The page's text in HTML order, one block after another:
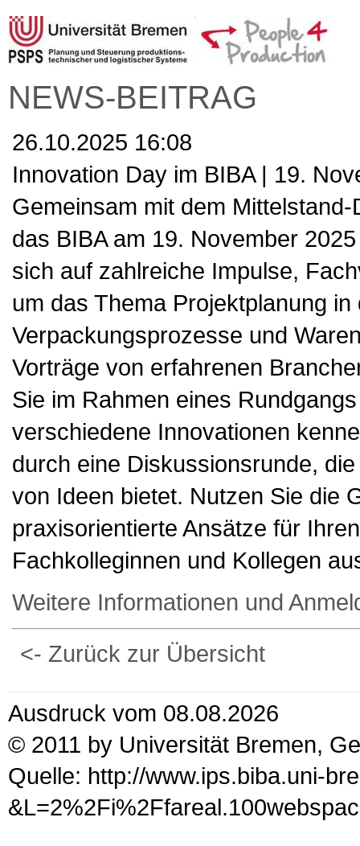
NEWS-BEITRAG
26.10.2025 16:08
Innovation Day im BIBA | 19.
Gemeinsam mit dem
das BIBA am 19. November
sich auf zahlreiche Impulse,
um das Thema Projektplanung
Verpackungsprozesse und
Vorträge von erfahrenen
Sie im Rahmen eines
verschiedene Innovationen
durch eine Diskussionsrunde,
von Ideen bietet. Nutzen Sie die
praxisorientierte Ansätze für
Fachkolleginnen und Kollegen
Weitere Informationen und
<- Zurück zur Übersicht
Ausdruck vom 08.08.2026
© 2011 by Universität Bremen,
Quelle: http://www.ips.biba.uni-